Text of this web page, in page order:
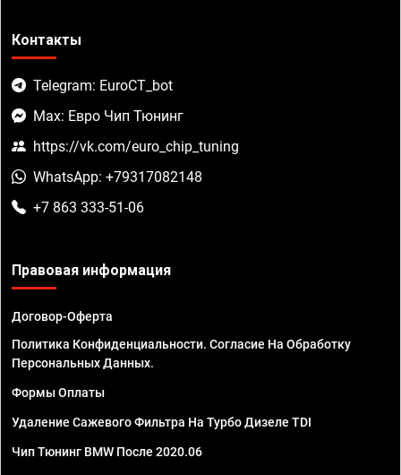
Контакты
Telegram: EuroCT_bot
Max: Евро Чип Тюнинг
https://vk.com/euro_chip_tuning
WhatsApp: +79317082148
+7 863 333-51-06
Правовая информация
Договор-Оферта
Политика Конфиденциальности. Согласие На Обработку
Персональных Данных.
Формы Оплаты
Удаление Сажевого Фильтра На Турбо Дизеле TDI
Чип Тюнинг BMW После 2020.06